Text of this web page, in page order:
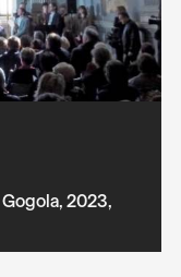
2023,